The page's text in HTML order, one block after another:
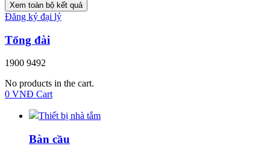
Xem toàn bộ kết quả
Đăng ký đại lý
Tổng đài
1900 9492
No products in the cart.
0 VNĐ Cart
Thiết bị nhà tắm
Bàn cầu